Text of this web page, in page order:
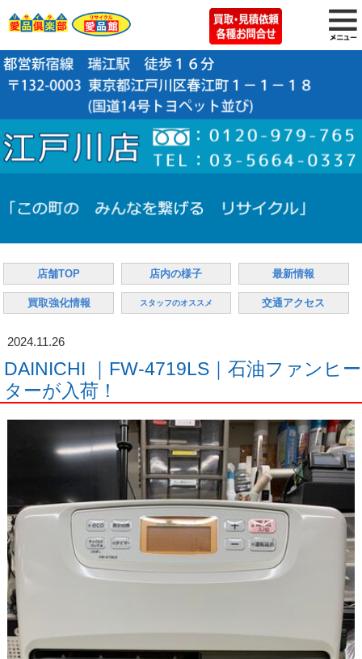
店舗TOP 店内の様子 最新情報
買取強化情報 スタッフのオススメ 交通アクセス
2024.11.26
DAINICHI ｜FW-4719LS｜石油ファンヒー
ターが入荷！